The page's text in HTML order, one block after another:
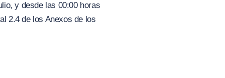
y desde las 00:00 horas
2.4 de los Anexos de los